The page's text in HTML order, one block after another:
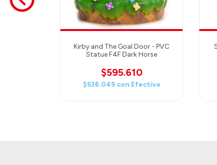
Kirby and The Goal Door - PVC
Statue F4F Dark Horse
$595.610
$536.049 con Efectivo